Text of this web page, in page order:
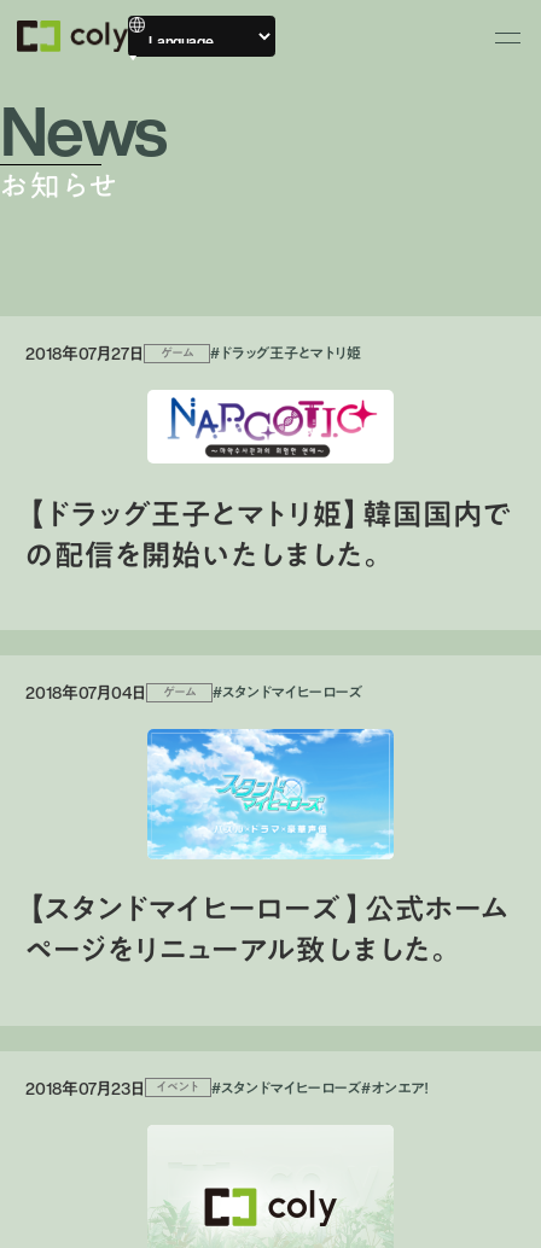
News
お知らせ
2018年07月27日 ゲーム #ドラッグ王子とマトリ姫
【ドラッグ王子とマトリ姫】韓国国内で
の配信を開始いたしました。
2018年07月04日 ゲーム #スタンドマイヒーローズ
【スタンドマイヒーローズ 】公式ホーム
ページをリニューアル致しました。
2018年07月23日 イベント #スタンドマイヒーローズ#オンエア！